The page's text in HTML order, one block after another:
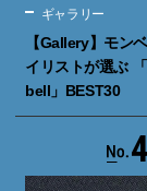
ギャラリー
【Gallery】モン
イリストが選ぶ
bell」BEST30
4